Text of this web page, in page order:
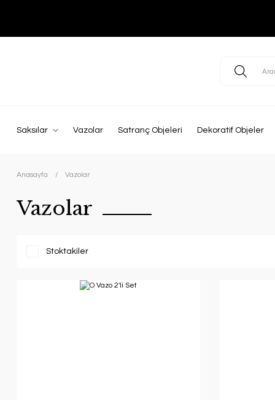
Saksılar Vazolar Satranç Objeleri Dekoratif Objeler
Anasayfa Vazolar
Vazolar
Stoktakiler